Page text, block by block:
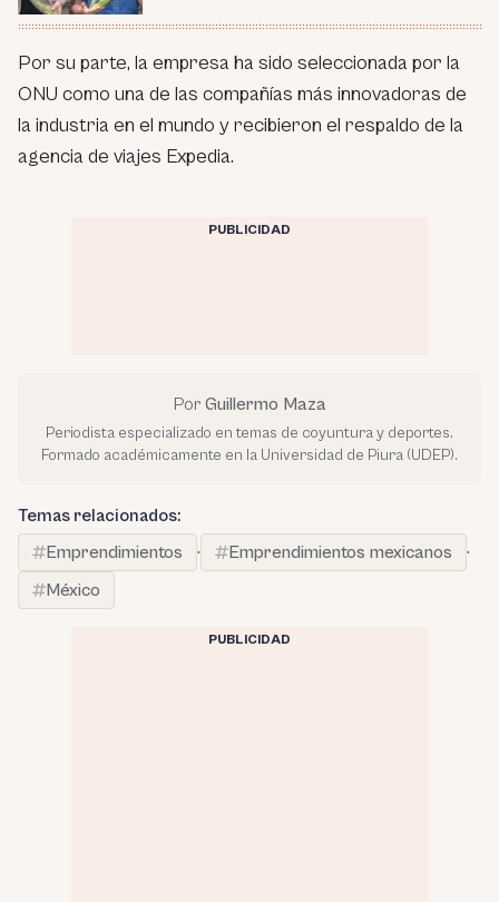
Por su parte, la empresa ha sido seleccionada por la
ONU como una de las compañías más innovadoras de
la industria en el mundo y recibieron el respaldo de la
agencia de viajes Expedia.
PUBLICIDAD
Por Guillermo Maza
Periodista especializado en temas de coyuntura y deportes.
Formado académicamente en la Universidad de Piura (UDEP).
Temas relacionados:
Emprendimientos
· Emprendimientos mexicanos
·
México
PUBLICIDAD